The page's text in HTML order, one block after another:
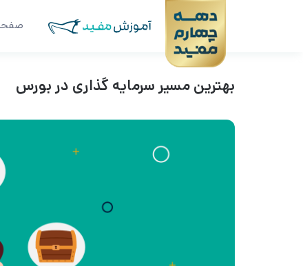
بهترین مسیر سرمایه گذاری در بورس